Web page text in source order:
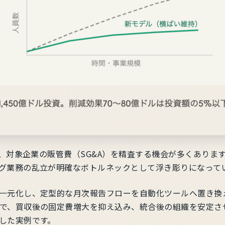
象企業の販管費（SG&A）を精査する機会が多くありま
業務の乱立が明確なボトルネックとして浮き彫りになって
元化し、定型的な月次報告フローを自動化ツールへ置き
、買収後の固定費増大を抑え込み、統合後の組織を安定
実例です。